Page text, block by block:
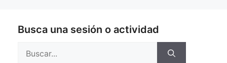
Busca una sesión o actividad